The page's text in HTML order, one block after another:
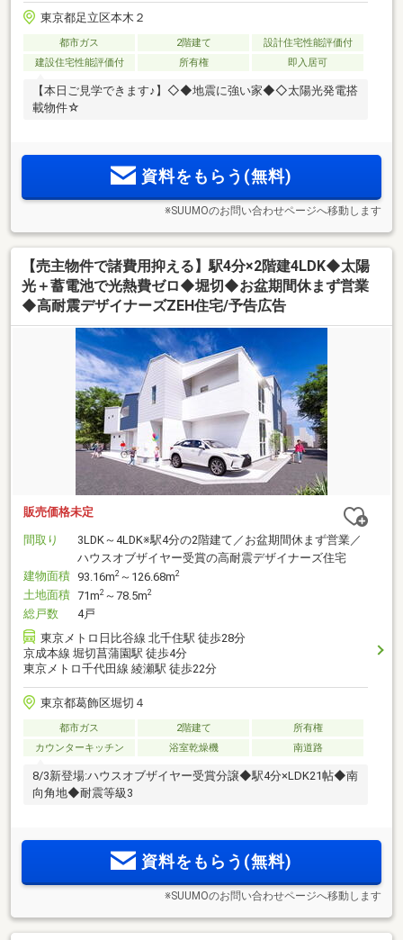
東京都足立区本木２
都市ガス 2階建て
設計住宅性能評価付
建設住宅性能評価付
所有権 即入居可
【本日ご見学できます♪】◇◆地震に強い家◆◇太陽光発電搭
載物件☆
資料をもらう(無料)
※SUUMOのお問い合わせページへ移動します
【売主物件で諸費用抑える】駅4分×2階建4LDK◆太陽
光＋蓄電池で光熱費ゼロ◆堀切◆お盆期間休まず営業
◆高耐震デザイナーズZEH住宅/予告広告
販売価格未定
間取り
3LDK～4LDK※駅4分の2階建て／お盆期間休まず営業／
ハウスオブザイヤー受賞の高耐震デザイナーズ住宅
建物面積 93.16m2 ～126.68m2
土地面積 71m2 ～78.5m2
総戸数
4戸
東京メトロ日比谷線 北千住駅 徒歩28分
京成本線 堀切菖蒲園駅 徒歩4分
東京メトロ千代田線 綾瀬駅 徒歩22分
東京都葛飾区堀切４
都市ガス 2階建て
所有権
カウンターキッチン
浴室乾燥機 南道路
8/3新登場:ハウスオブザイヤー受賞分譲◆駅4分×LDK21帖◆南
向角地◆耐震等級3
資料をもらう(無料)
※SUUMOのお問い合わせページへ移動します